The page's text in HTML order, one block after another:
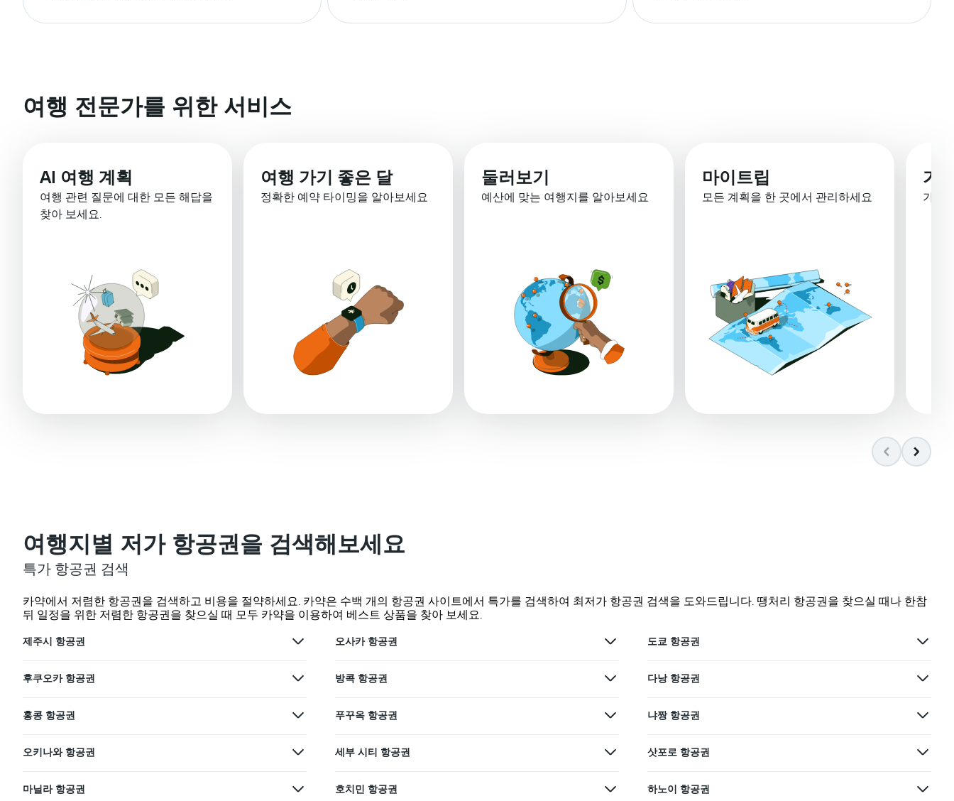
여행 전문가를 위한 서비스
AI 여행 계획
여행 관련 질문에 대한 모든 해답을
찾아 보세요.
여행 가기 좋은 달
정확한 예약 타이밍을 알아보세요
둘러보기
예산에 맞는 여행지를 알아보세요
마이트립
모든 계획을 한 곳에서 관리하세요
가
가격
여행지별 저가 항공권을 검색해보세요
특가 항공권 검색
카약에서 저렴한 항공권을 검색하고 비용을 절약하세요. 카약은 수백 개의 항공권 사이트에서 특가를 검색하여 최저가 항공권 검색을 도와드립니다. 땡처리 항공권을 찾으실 때나 한참
뒤 일정을 위한 저렴한 항공권을 찾으실 때 모두 카약을 이용하여 베스트 상품을 찾아 보세요.
제주시 항공권
후쿠오카 항공권
홍콩 항공권
오키나와 항공권
마닐라 항공권
오사카 항공권
방콕 항공권
푸꾸옥 항공권
세부 시티 항공권
호치민 항공권
도쿄 항공권
다낭 항공권
냐짱 항공권
삿포로 항공권
하노이 항공권